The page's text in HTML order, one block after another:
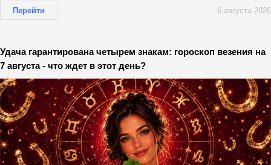
Перейти 6 августа 2026
Удача гарантирована четырем знакам: гороскоп везения на
7 августа - что ждет в этот день?